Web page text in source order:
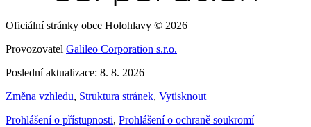
Oficiální stránky obce Holohlavy © 2026
Provozovatel Galileo Corporation s.r.o.
Poslední aktualizace: 8. 8. 2026
Změna vzhledu, Struktura stránek, Vytisknout
Prohlášení o přístupnosti, Prohlášení o ochraně soukromí